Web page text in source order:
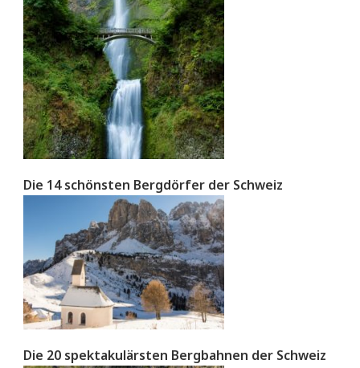
Die 14 schönsten Bergdörfer der Schweiz
Die 20 spektakulärsten Bergbahnen der Schweiz